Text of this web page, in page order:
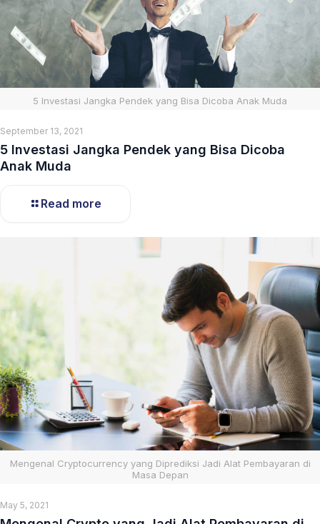
5 Investasi Jangka Pendek yang Bisa Dicoba Anak Muda
September 13, 2021
5 Investasi Jangka Pendek yang Bisa Dicoba
Anak Muda
Read more
Mengenal Cryptocurrency yang Diprediksi Jadi Alat Pembayaran di
Masa Depan
May 5, 2021